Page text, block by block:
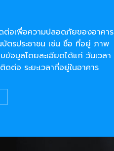
ต่อเพื่อความปลอดภัยของอาคาร
ตรประชาชน เช่น ชื่อ ที่อยู่ ภาพ
ข้อมูลโดยละเอียดได้แก่ วันเวลา
ต่อ ระยะเวลาที่อยู่ในอาคาร